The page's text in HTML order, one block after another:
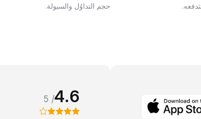
حجم التداوُل والسيولة.
4.6
/ 5